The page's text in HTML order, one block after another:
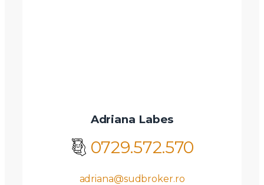
Adriana Labes
0729.572.570
adriana@sudbroker.ro